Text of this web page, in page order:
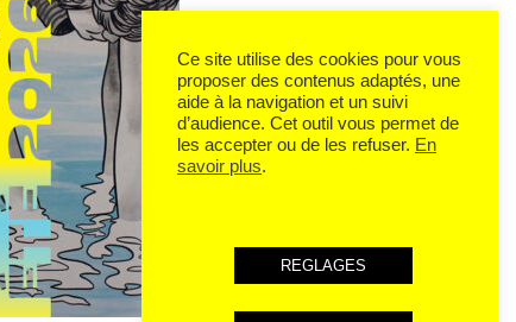
Ce site utilise des cookies pour vous
proposer des contenus adaptés, une
aide à la navigation et un suivi
d’audience. Cet outil vous permet de
les accepter ou de les refuser. En
savoir plus.
REGLAGES